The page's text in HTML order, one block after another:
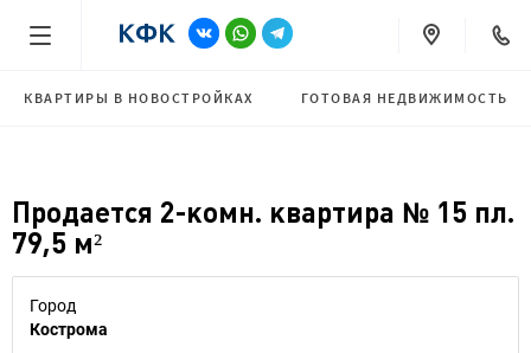
КВАРТИРЫ В НОВОСТРОЙКАХ ГОТОВАЯ НЕДВИЖИМОСТЬ
Продается 2-комн. квартира № 15 пл.
79,5 м²
Город
Кострома